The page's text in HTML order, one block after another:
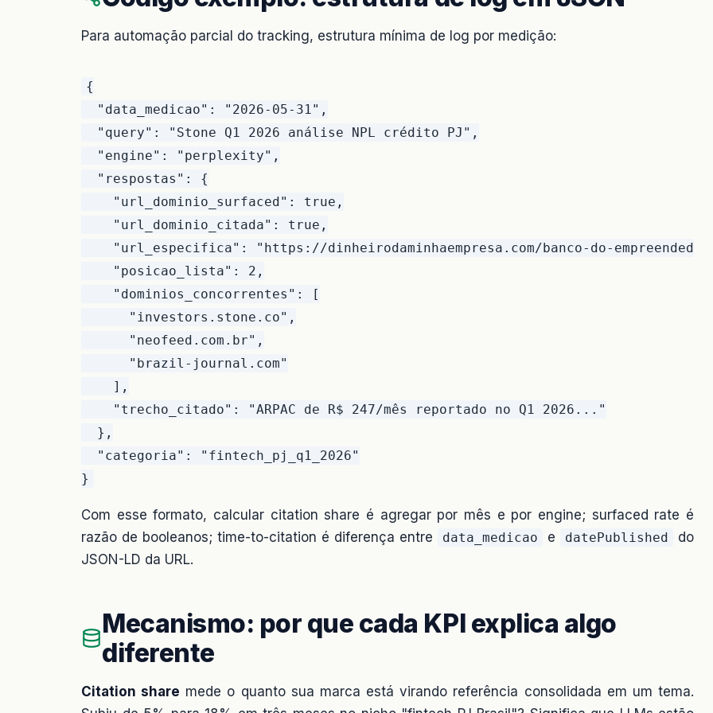
Para automação parcial do tracking, estrutura mínima de log por medição:
{
  "data_medicao": "2026-05-31",
  "query": "Stone Q1 2026 análise NPL crédito PJ",
  "engine": "perplexity",
  "respostas": {
    "url_dominio_surfaced": true,
    "url_dominio_citada": true,
"url_especifica": "https://dinheirodaminhaempresa.com/banco-do-
    "posicao_lista": 2,
    "dominios_concorrentes": [
      "investors.stone.co",
      "neofeed.com.br",
      "brazil-journal.com"
    ],
    "trecho_citado": "ARPAC de R$ 247/mês reportado no Q1 2026..."
  },
  "categoria": "fintech_pj_q1_2026"
Com esse formato, calcular citation share é agregar por mês e por engine; surfaced rate é
razão de booleanos; time-to-citation é diferença entre
data_medicao e datePublished
do
JSON-LD da URL.
Mecanismo: por que cada KPI explica algo
diferente
Citation share mede o quanto sua marca está virando referência consolidada em um tema.